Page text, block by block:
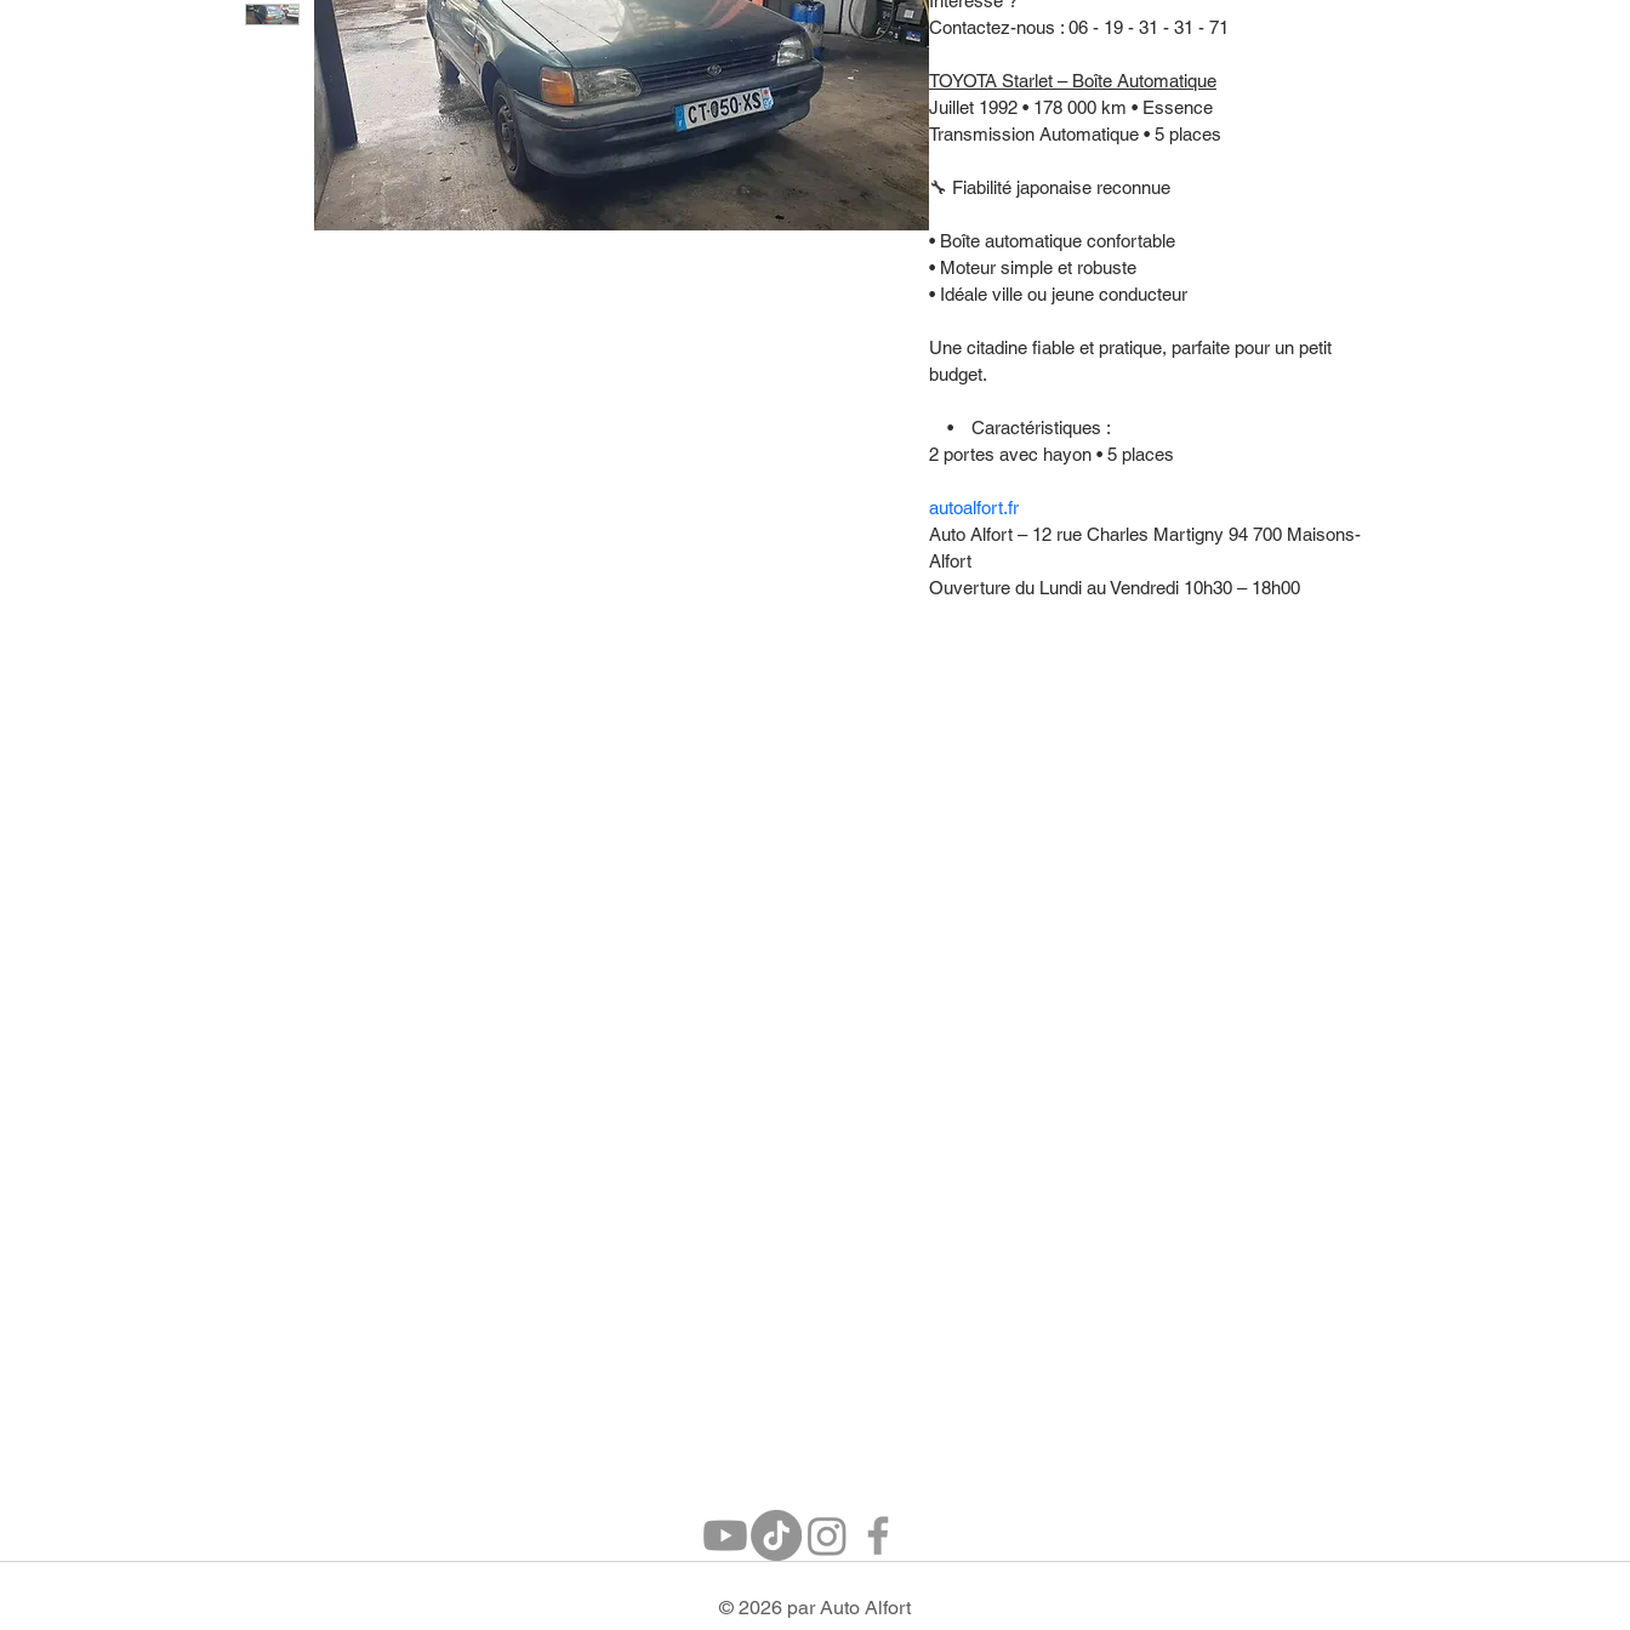
Contactez-nous : 06 - 19 - 31 - 31 - 71
TOYOTA Starlet – Boîte Automatique
Juillet 1992 • 178 000 km • Essence
Transmission Automatique • 5 places
🔧 Fiabilité japonaise reconnue
• Boîte automatique confortable
• Moteur simple et robuste
• Idéale ville ou jeune conducteur
Une citadine fiable et pratique, parfaite pour un petit
budget.
• Caractéristiques :
2 portes avec hayon • 5 places
autoalfort.fr
Auto Alfort – 12 rue Charles Martigny 94 700 Maisons-
Alfort
Ouverture du Lundi au Vendredi 10h30 – 18h00
© 2026 par Auto Alfort